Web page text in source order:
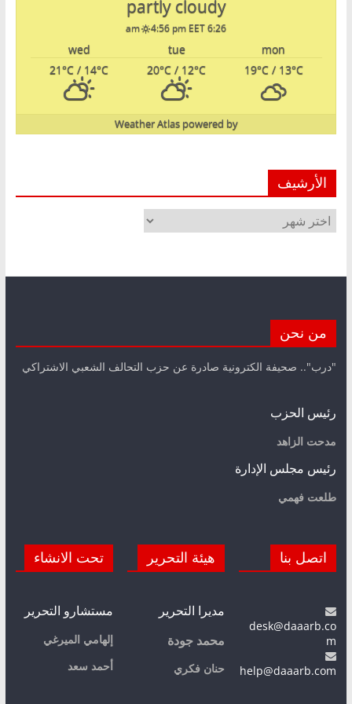
partly cloudy
6:26 am
4:56 pm EET
mon
tue
wed
19°C/ 13°C
20°C / 12°C
21°C / 14°C
powered by
Weather Atlas
الأرشيف
الأرشيف
من نحن
"درب".. صحيفة الكترونية صادرة عن حزب التحالف الشعبي الاشتراكي
رئيس الحزب
مدحت الزاهد
رئيس مجلس الإدارة
طلعت فهمي
اتصل بنا
desk@daaarb.co
m
help@daaarb.com
هيئة التحرير
مديرا التحرير
محمد جودة
حنان فكري
تحت الانشاء
مستشارو التحرير
إلهامي الميرغي
أحمد سعد